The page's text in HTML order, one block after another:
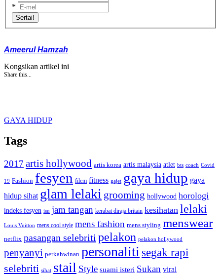
*
Sertai!
Ameerul Hamzah
Kongsikan artikel ini
Share this...
GAYA HIDUP
Tags
2017 artis hollywood artis korea artis malaysia atlet bts coach Covid
19 Fashion fesyen filem fitness gajet gaya hidup gaya
hidup sihat glam lelaki grooming hollywood horologi
indeks fesyen isu jam tangan kerabat diraja britain kesihatan lelaki
Louis Vuitton mens cool style mens fashion mens styling menswear
netflix pasangan selebriti pelakon pelakon hollywood
penyanyi perkahwinan personalitisegak rapi
selebriti sihat stail Style suami isteri Sukan viral